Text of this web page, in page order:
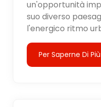
un'opportunità
suo diverso
l'energico ritmo
Per Saperne Di Più